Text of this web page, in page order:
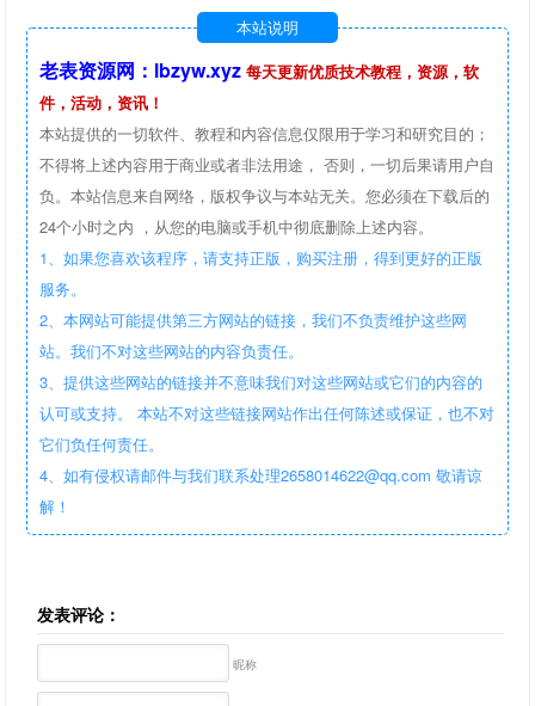
本站说明
老表资源网：lbzyw.xyz 每天更新优质技术教程，资源，软
件，活动，资讯！
本站提供的一切软件、教程和内容信息仅限用于学习和研究目的；
不得将上述内容用于商业或者非法用途， 否则，一切后果请用户自
负。本站信息来自网络，版权争议与本站无关。您必须在下载后的
24个小时之内 ，从您的电脑或手机中彻底删除上述内容。
1、如果您喜欢该程序，请支持正版，购买注册，得到更好的正版
服务。
2、本网站可能提供第三方网站的链接，我们不负责维护这些网
站。我们不对这些网站的内容负责任。
3、提供这些网站的链接并不意味我们对这些网站或它们的内容的
认可或支持。 本站不对这些链接网站作出任何陈述或保证，也不对
它们负任何责任。
4、如有侵权请邮件与我们联系处理2658014622@qq.com 敬请谅
解！
发表评论：
昵称